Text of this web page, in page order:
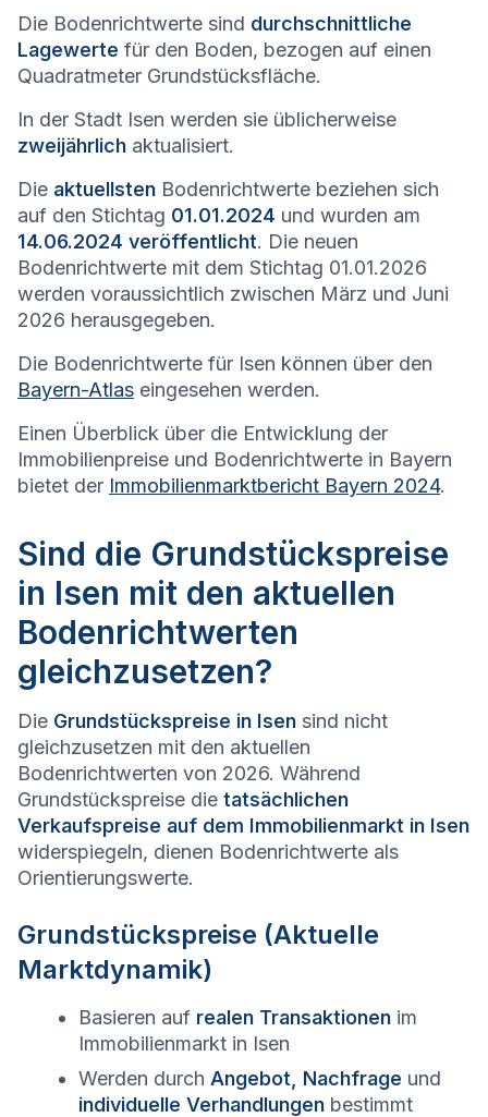
Die Bodenrichtwerte sind durchschnittliche
Lagewerte für den Boden, bezogen auf einen
Quadratmeter Grundstücksfläche.
In der Stadt Isen werden sie üblicherweise
zweijährlich aktualisiert.
Die aktuellsten Bodenrichtwerte beziehen sich
auf den Stichtag 01.01.2024 und wurden am
14.06.2024 veröffentlicht. Die neuen
Bodenrichtwerte mit dem Stichtag 01.01.2026
werden voraussichtlich zwischen März und Juni
2026 herausgegeben.
Die Bodenrichtwerte für Isen können über den
Bayern-Atlas eingesehen werden.
Einen Überblick über die Entwicklung der
Immobilienpreise und Bodenrichtwerte in Bayern
bietet der Immobilienmarktbericht Bayern 2024.
Sind die Grundstückspreise
in Isen mit den aktuellen
Bodenrichtwerten
gleichzusetzen?
Die Grundstückspreise in Isen sind nicht
gleichzusetzen mit den aktuellen
Bodenrichtwerten von 2026. Während
Grundstückspreise die tatsächlichen
Verkaufspreise auf dem Immobilienmarkt in Isen
widerspiegeln, dienen Bodenrichtwerte als
Orientierungswerte.
Grundstückspreise (Aktuelle
Marktdynamik)
Basieren auf realen Transaktionen im
Immobilienmarkt in Isen
Werden durch Angebot, Nachfrage und
individuelle Verhandlungen bestimmt